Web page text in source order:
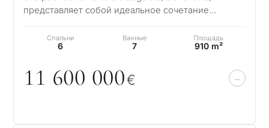
представляет собой идеальное сочетание
панорамн…
Спальни
6
Ванные
7
Площадь
910 m²
11 600 000€